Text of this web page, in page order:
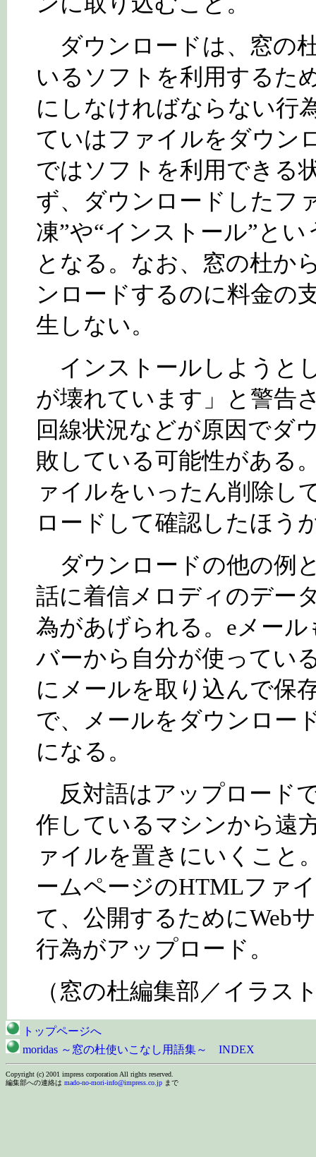
ダウンロードは、窓の
いるソフトを利用するた
にしなければならない行
ていはファイルをダウン
ではソフトを利用できる
ず、ダウンロードしたフ
凍”や“インストール”とい
となる。なお、窓の杜か
ンロードするのに料金の
生しない。
インストールしようと
が壊れています」と警告
回線状況などが原因でダ
敗している可能性がある
ァイルをいったん削除し
ロードして確認したほう
ダウンロードの他の例
話に着信メロディのデー
為があげられる。eメー
バーから自分が使ってい
にメールを取り込んで保
で、メールをダウンロー
になる。
反対語はアップロード
作しているマシンから遠
ァイルを置きにいくこと
ームページのHTMLファ
て、公開するためにWeb
行為がアップロード。
（窓の杜編集部／イラス
トップページへ
moridas ～窓の杜使いこなし用語集～ INDEX
Copyright (c) 2001 impress corporation All rights reserved.
編集部への連絡は mado-no-mori-info@impress.co.jp まで